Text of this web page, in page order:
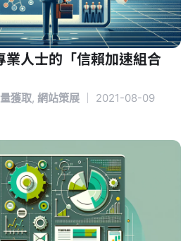
業人士的「信賴加速組合
獲取, 網站策展 2021-08-09